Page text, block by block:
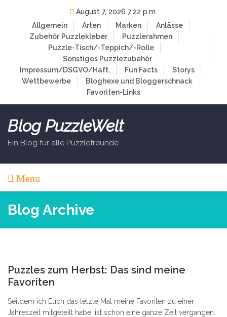
August 7, 2026 7:22 p.m.
Allgemein
Arten Marken
Anlässe
Zubehör Puzzlekleber
Puzzlerahmen
Puzzle-Tisch/-Teppich/-Rolle
Sonstiges Puzzlezubehör
Impressum/DSGVO/Haft.
Fun Facts
Storys
Wettbewerbe
Bloghexe und Bloggerschnack
Favoriten-Links
Blog PuzzleWelt
Ein Blog für alle Puzzlefreunde
Menu
Blog Archive
Puzzles zum Herbst: Das sind meine
Favoriten
Seitdem ich Euch das letzte Mal meine Favoriten zu einer
Jahreszeit mitgeteilt habe, ist schon eine ganze Zeit vergangen.